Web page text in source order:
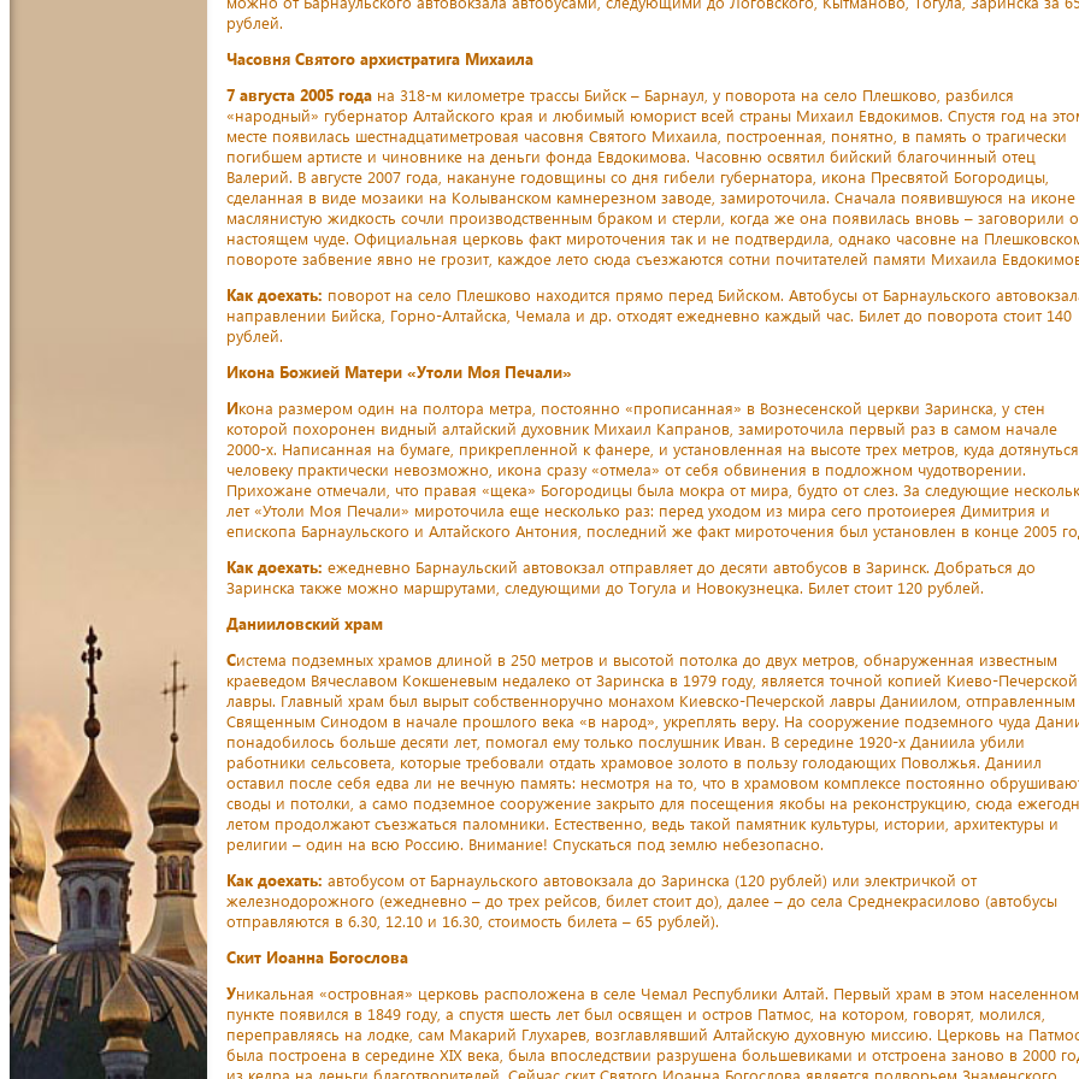
рублей.
Часовня Святого архистратига Михаила
7 августа 2005 года на 318-м километре трассы Бийск – Барнаул, у поворота на село Плешково, разбился
«народный» губернатор Алтайского края и любимый юморист всей страны Михаил Евдокимов. Спустя год на
месте появилась шестнадцатиметровая часовня Святого Михаила, построенная, понятно, в память о трагически
погибшем артисте и чиновнике на деньги фонда Евдокимова. Часовню освятил бийский благочинный отец
Валерий. В августе 2007 года, накануне годовщины со дня гибели губернатора, икона Пресвятой Богородицы,
сделанная в виде мозаики на Колыванском камнерезном заводе, замироточила. Сначала появившуюся на иконе
маслянистую жидкость сочли производственным браком и стерли, когда же она появилась вновь – заговорили о
настоящем чуде. Официальная церковь факт мироточения так и не подтвердила, однако часовне на
повороте забвение явно не грозит, каждое лето сюда съезжаются сотни почитателей памяти Михаила
Как доехать: поворот на село Плешково находится прямо перед Бийском. Автобусы от Барнаульского
направлении Бийска, Горно-Алтайска, Чемала и др. отходят ежедневно каждый час. Билет до поворота стоит 140
рублей.
Икона Божией Матери «Утоли Моя Печали»
Икона размером один на полтора метра, постоянно «прописанная» в Вознесенской церкви Заринска, у стен
которой похоронен видный алтайский духовник Михаил Капранов, замироточила первый раз в самом начале
2000-х. Написанная на бумаге, прикрепленной к фанере, и установленная на высоте трех метров, куда дотянуться
человеку практически невозможно, икона сразу «отмела» от себя обвинения в подложном чудотворении.
Прихожане отмечали, что правая «щека» Богородицы была мокра от мира, будто от слез. За следующие
лет «Утоли Моя Печали» мироточила еще несколько раз: перед уходом из мира сего протоиерея Димитрия и
епископа Барнаульского и Алтайского Антония, последний же факт мироточения был установлен в конце 2005
Как доехать: ежедневно Барнаульский автовокзал отправляет до десяти автобусов в Заринск. Добраться до
Заринска также можно маршрутами, следующими до Тогула и Новокузнецка. Билет стоит 120 рублей.
Данииловский храм
Система подземных храмов длиной в 250 метров и высотой потолка до двух метров, обнаруженная известным
краеведом Вячеславом Кокшеневым недалеко от Заринска в 1979 году, является точной копией Киево-Печерской
лавры. Главный храм был вырыт собственноручно монахом Киевско-Печерской лавры Даниилом, отправленным
Священным Синодом в начале прошлого века «в народ», укреплять веру. На сооружение подземного чуда
понадобилось больше десяти лет, помогал ему только послушник Иван. В середине 1920-х Даниила убили
работники сельсовета, которые требовали отдать храмовое золото в пользу голодающих Поволжья. Даниил
оставил после себя едва ли не вечную память: несмотря на то, что в храмовом комплексе постоянно
своды и потолки, а само подземное сооружение закрыто для посещения якобы на реконструкцию, сюда
летом продолжают съезжаться паломники. Естественно, ведь такой памятник культуры, истории, архитектуры и
религии – один на всю Россию. Внимание! Спускаться под землю небезопасно.
Как доехать: автобусом от Барнаульского автовокзала до Заринска (120 рублей) или электричкой от
железнодорожного (ежедневно – до трех рейсов, билет стоит до), далее – до села Среднекрасилово (автобусы
отправляются в 6.30, 12.10 и 16.30, стоимость билета – 65 рублей).
Скит Иоанна Богослова
Уникальная «островная» церковь расположена в селе Чемал Республики Алтай. Первый храм в этом населенном
пункте появился в 1849 году, а спустя шесть лет был освящен и остров Патмос, на котором, говорят, молился,
переправляясь на лодке, сам Макарий Глухарев, возглавлявший Алтайскую духовную миссию. Церковь на
была построена в середине XIX века, была впоследствии разрушена большевиками и отстроена заново в 2000
из кедра на деньги благотворителей. Сейчас скит Святого Иоанна Богослова является подворьем Знаменского